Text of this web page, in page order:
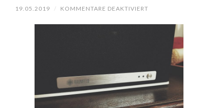
19.05.2019 / KOMMENTARE DEAKTIVIERT